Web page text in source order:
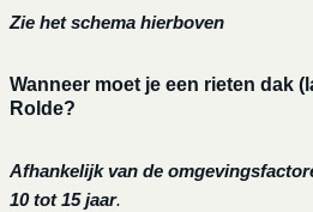
Zie het schema hierboven
Wanneer moet je een rieten dak
Rolde?
Afhankelijk van de
10 tot 15 jaar.